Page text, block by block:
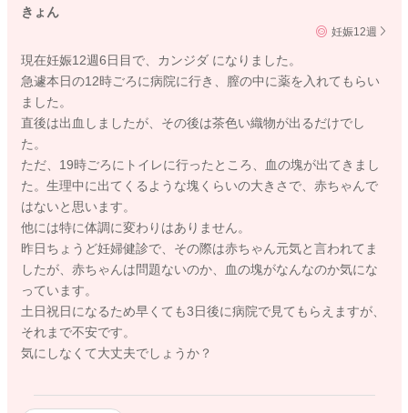
きょん
妊娠12週
現在妊娠12週6日目で、カンジダ になりました。
急遽本日の12時ごろに病院に行き、膣の中に薬を入れてもらい
ました。
直後は出血しましたが、その後は茶色い織物が出るだけでし
た。
ただ、19時ごろにトイレに行ったところ、血の塊が出てきまし
た。生理中に出てくるような塊くらいの大きさで、赤ちゃんで
はないと思います。
他には特に体調に変わりはありません。
昨日ちょうど妊婦健診で、その際は赤ちゃん元気と言われてま
したが、赤ちゃんは問題ないのか、血の塊がなんなのか気にな
っています。
土日祝日になるため早くても3日後に病院で見てもらえますが、
それまで不安です。
気にしなくて大丈夫でしょうか？